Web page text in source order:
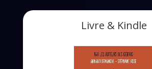
Livre & Kindle